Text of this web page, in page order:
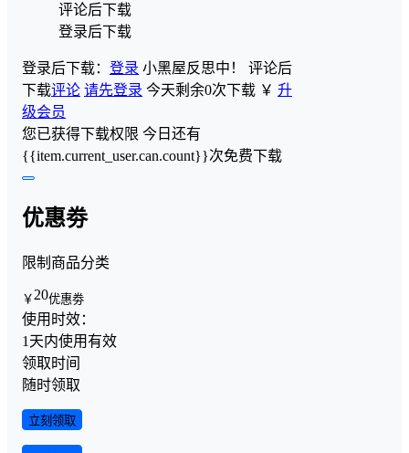
评论后下载
登录后下载
登录后下载： 登录 小黑屋反思中！ 评论后
下载评论 请先登录 今天剩余0次下载 ￥ 升
级会员
您已获得下载权限 今日还有
{{item.current_user.can.count}}次免费下载
优惠劵
限制商品分类
￥ 20优惠劵
使用时效：
1天内使用有效
领取时间
随时领取
立刻领取